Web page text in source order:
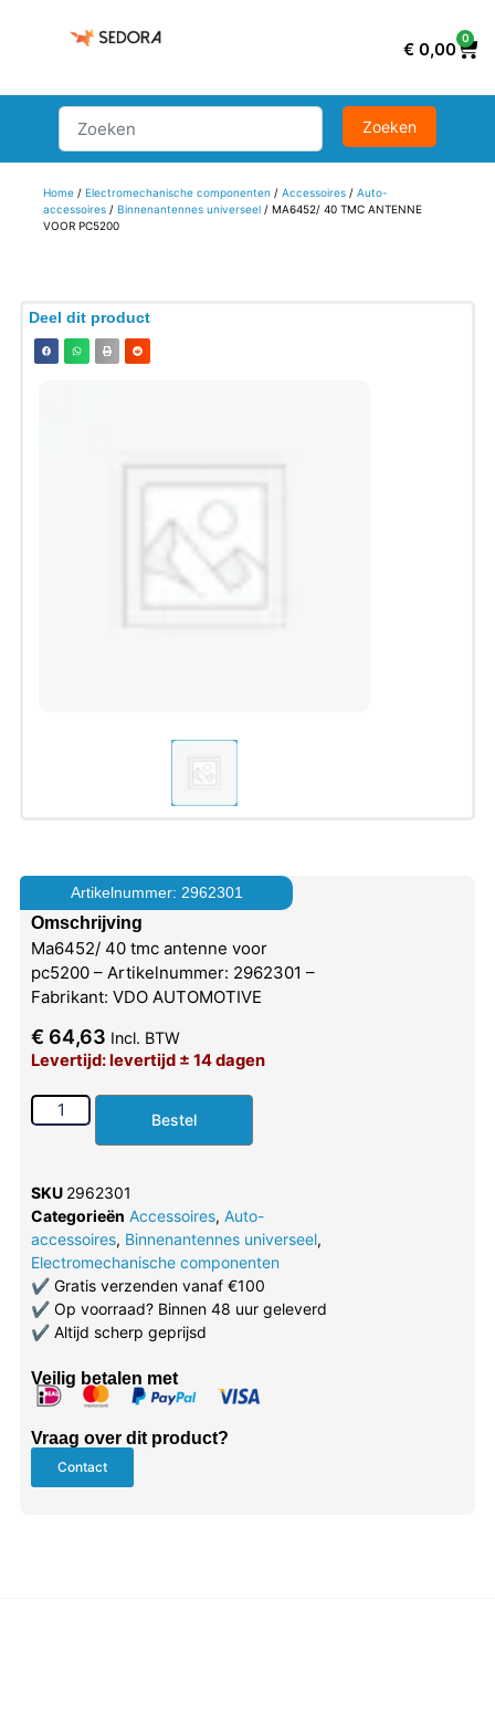
€ 0,00
0
Home/ Electromechanische componenten / Accessoires/ Auto-
accessoires/ Binnenantennes universeel/ MA6452/ 40 TMC ANTENNE
VOOR PC5200
Deel dit product
Artikelnummer: 2962301
Omschrijving
Ma6452/ 40 tmc antenne voor
pc5200 – Artikelnummer: 2962301 –
Fabrikant: VDO AUTOMOTIVE
€ 64,63 Incl. BTW
Levertijd: levertijd ± 14 dagen
Bestel
SKU 2962301
Categorieën Accessoires, Auto-
accessoires, Binnenantennes universeel,
Electromechanische componenten
✔Gratis verzenden vanaf €100
✔Op voorraad? Binnen 48 uur geleverd
✔Altijd scherp geprijsd
Veilig betalen met
Vraag over dit product?
Contact